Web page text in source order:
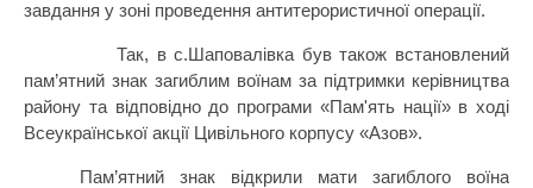
завдання у зоні проведення антитерористичної операції.
Так, в с.Шаповалівка був також встановлений
пам’ятний знак загиблим воїнам за підтримки керівництва
району та відповідно до програми «Пам'ять нації» в ході
Всеукраїнської акції Цивільного корпусу «Азов».
Пам’ятний знак відкрили мати загиблого воїна